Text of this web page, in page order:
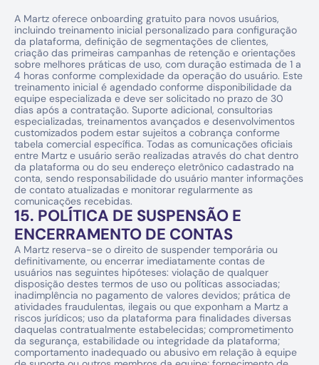
A Martz oferece onboarding gratuito para novos usuários,
incluindo treinamento inicial personalizado para configuração
da plataforma, definição de segmentações de clientes,
criação das primeiras campanhas de retenção e orientações
sobre melhores práticas de uso, com duração estimada de 1 a
4 horas conforme complexidade da operação do usuário. Este
treinamento inicial é agendado conforme disponibilidade da
equipe especializada e deve ser solicitado no prazo de 30
dias após a contratação. Suporte adicional, consultorias
especializadas, treinamentos avançados e desenvolvimentos
customizados podem estar sujeitos a cobrança conforme
tabela comercial específica. Todas as comunicações oficiais
entre Martz e usuário serão realizadas através do chat dentro
da plataforma ou do seu endereço eletrônico cadastrado na
conta, sendo responsabilidade do usuário manter informações
de contato atualizadas e monitorar regularmente as
comunicações recebidas.
15. POLÍTICA DE SUSPENSÃO E
ENCERRAMENTO DE CONTAS
A Martz reserva-se o direito de suspender temporária ou
definitivamente, ou encerrar imediatamente contas de
usuários nas seguintes hipóteses: violação de qualquer
disposição destes termos de uso ou políticas associadas;
inadimplência no pagamento de valores devidos; prática de
atividades fraudulentas, ilegais ou que exponham a Martz a
riscos jurídicos; uso da plataforma para finalidades diversas
daquelas contratualmente estabelecidas; comprometimento
da segurança, estabilidade ou integridade da plataforma;
comportamento inadequado ou abusivo em relação à equipe